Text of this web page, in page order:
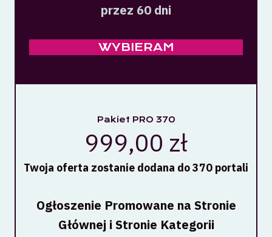
przez 60 dni
WYBIERAM
Pakiet PRO 370
999,00 zł
Twoja oferta zostanie dodana do 370 portali
Ogłoszenie Promowane na Stronie
Głównej i Stronie Kategorii